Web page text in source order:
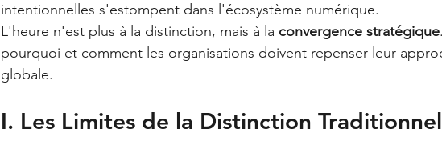
intentionnelles s'estompent dans l'écosystème numérique.
L'heure n'est plus à la distinction, mais à la convergence stratégique
pourquoi et comment les organisations doivent repenser leur
globale.
I. Les Limites de la Distinction